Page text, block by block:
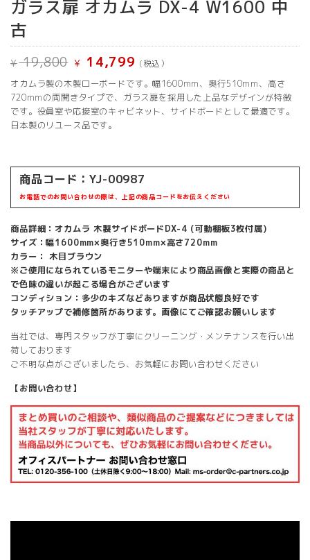
ガラス扉 オカムラ DX-4 W1600 中
古
¥19,800 元
の
価
格
は
¥ 19,800
で
し
¥ 14,799 現
在
の
価
格
は
¥ 14,799
(税込）
オカムラ製の木製ローボードです。幅1600mm、奥行510mm、高さ
720mmの両開きタイプで、ガラス扉を採用した上品なデザインが特徴
です。役員室や応接室のキャビネット、サイドボードとして最適です。
日本製のリユース品です。
商品コード：YJ-00987
お電話でのお問い合わせの際は、上記の商品コードをお伝えください
商品詳細：オカムラ 木製サイドボードDX-4 (可動棚板3枚付属)
サイズ：幅1600mm×奥行き510mm×高さ720mm
カラー： 木目ブラウン
※ご使用になられているモニターや端末により商品画像と実際の商品と
で色味の違いが起こる場合がございます
コンディション：多少のキズなどありますが商品状態良好です
タッチアップで補修箇所があります。画像にてご確認お願いします
当社では、専門スタッフが丁寧にクリーニング・メンテナンスを行い出
荷しております
ご不明な点がございましたら、お気軽にお問い合わせください
【お問い合わせ】